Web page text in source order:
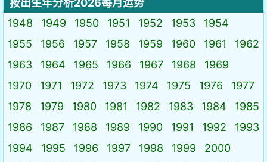
按出生年分析2026每月运势
1948
1949 1950 1951 1952 1953
1954
1955
1956 1957 1958 1959 1960 1961
1962
1963
1964 1965 1966 1967 1968
1969
1970
1971 1972 1973 1974 1975 1976
1977
1978
1979 1980 1981 1982 1983 1984
1985
1986
1987 1988 1989 1990 1991 1992
1993
1994
1995 1996 1997 1998 1999
2000